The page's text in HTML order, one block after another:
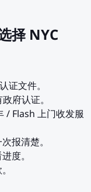
择 NYC
文件。
府认证。
/ Flash 上门收发服
报清楚。
度。